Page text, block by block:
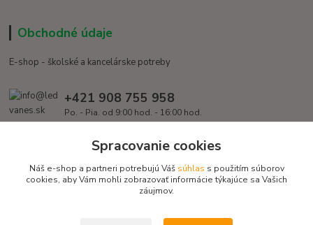
Obchodné údaje
E-shop - školské a kancelárske potreby
+421 908 755 958
Po. - Pia. od 9:00 hod. - 16:00 hod.
info@ledvanes.skSpracovanie cookies
Náš e-shop a partneri potrebujú Váš súhlas s použitím súborov
cookies, aby Vám mohli zobrazovať informácie týkajúce sa Vašich
záujmov.